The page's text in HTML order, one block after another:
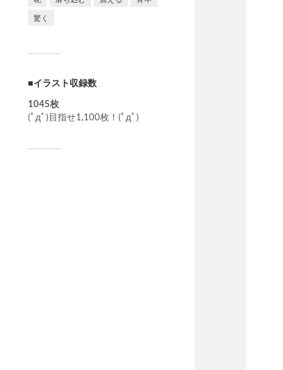
驚く
■イラスト収録数
1045枚
(ﾟдﾟ)目指せ1,100枚！(ﾟдﾟ)